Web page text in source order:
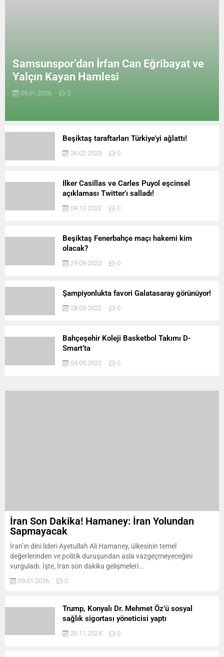
Samsunspor’dan İrfan Can Eğribayat ve
Yalçın Kayan Hamlesi
09.01.2026 0
Beşiktaş taraftarları Türkiye’yi ağlattı!
26.02.2023 0
Ilker Casillas ve Carles Puyol eşcinsel
açıklaması Twitter’ı salladı!
09.10.2022 0
Beşiktaş Fenerbahçe maçı hakemi kim
olacak?
29.09.2022 0
Şampiyonlukta favori Galatasaray görünüyor!
28.09.2022 0
Bahçeşehir Koleji Basketbol Takımı D-
Smart’ta
04.05.2022 0
İran Son Dakika! Hamaney: İran Yolundan
Sapmayacak
İran’ın dini lideri Ayetullah Ali Hamaney, ülkesinin temel
değerlerinden ve politik duruşundan asla vazgeçmeyeceğini
vurguladı. İşte, İran son dakika gelişmeleri...
09.01.2026 0
Trump, Konyalı Dr. Mehmet Öz’ü sosyal
sağlık sigortası yöneticisi yaptı
20.11.2024 0